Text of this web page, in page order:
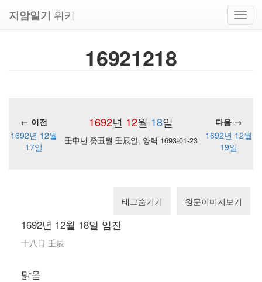
지암일기 위키
16921218
1692년 12월 18일
← 이전
다음 →
1692년 12월
17일
壬申년 癸丑월 壬辰일, 양력 1693-01-23
1692년 12월
19일
태그숨기기 원문이미지보기
1692년 12월 18일 임진
十八日 壬辰
맑음